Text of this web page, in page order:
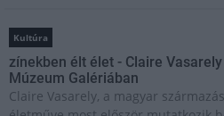
Kultúra
zínekben élt élet - Claire
Múzeum Galériában
Claire Vasarely, a magyar